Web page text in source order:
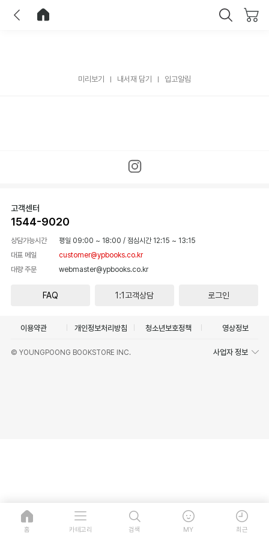
미리보기 내서재 담기 입고알림
고객센터
1544-9020
상담가능시간 평일 09:00 ~ 18:00 / 점심시간 12:15 ~ 13:15
대표 메일
customer@ypbooks.co.kr
대량 주문
webmaster@ypbooks.co.kr
FAQ 1:1고객상담 로그인
이용약관 개인정보처리방침 청소년보호정책 영상정보
© YOUNGPOONG BOOKSTORE INC. 사업자 정보
홈 카테고리 검색 MY 최근